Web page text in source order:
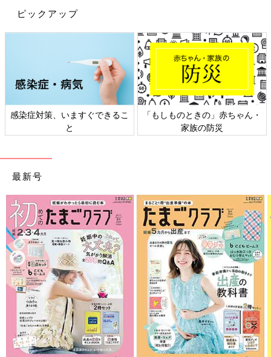
https://www.6sei.net/school/introduction/
前の話
「大殺界。いつ結婚
や同棲をするべきで
しょうか？」細木か
おりさんの人生相談
192回
一覧
次の話
「乱気で転職しても大
丈夫？」細木かおりさ
んの人生相談194回
ピックアップ
感染症対策、いますぐできるこ
と
「もしものときの」赤ちゃん・
家族の防災
最新号